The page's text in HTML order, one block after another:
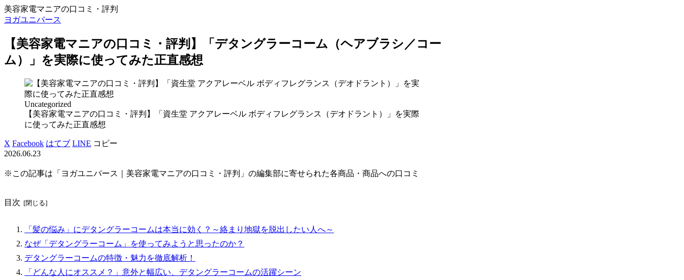
美容家電マニアの口コミ・評判
ヨガユニバース
【美容家電マニアの口コミ・評判】「デタングラーコーム（ヘアブラシ／コー
ム）」を実際に使ってみた正直感想
Uncategorized
【美容家電マニアの口コミ・評判】「資生堂 アクアレーベル ボディフレグランス（デオドラント）」を実際
に使ってみた正直感想
X Facebook はてブ LINE コピー
2026.06.23
※この記事は「ヨガユニバース｜美容家電マニアの口コミ・評判」の編集部に寄せられた各商品・商品への口コミ
目次
「髪の悩み」にデタングラーコームは本当に効く？～絡まり地獄を脱出したい人へ～
なぜ「デタングラーコーム」を使ってみようと思ったのか？
デタングラーコームの特徴・魅力を徹底解析！
「どんな人にオススメ？」意外と幅広い、デタングラーコームの活躍シーン